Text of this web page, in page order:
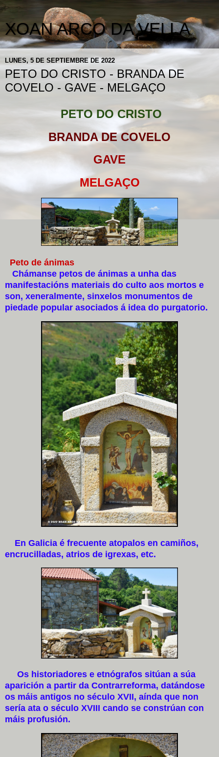
XOAN ARCO DA VELLA
LUNES, 5 DE SEPTIEMBRE DE 2022
PETO DO CRISTO - BRANDA DE
COVELO - GAVE - MELGAÇO
PETO DO CRISTO
BRANDA DE COVELO
GAVE
MELGAÇO
Peto de ánimas
Chámanse petos de ánimas a unha das
manifestacións materiais do culto aos mortos e
son, xeneralmente, sinxelos monumentos de
piedade popular asociados á idea do purgatorio.
En Galicia é frecuente atopalos en camiños,
encrucilladas, atrios de igrexas, etc.
Os historiadores e etnógrafos sitúan a súa
aparición a partir da Contrarreforma, datándose
os máis antigos no século XVII, aínda que non
sería ata o século XVIII cando se constrúan con
máis profusión.